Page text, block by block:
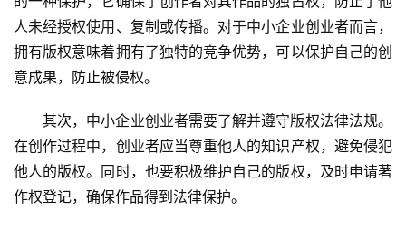
人未经授权使用、复制或传播。对于中小企业创业者而言，
拥有版权意味着拥有了独特的竞争优势，可以保护自己的创
意成果，防止被侵权。
其次，中小企业创业者需要了解并遵守版权法律法规。
在创作过程中，创业者应当尊重他人的知识产权，避免侵犯
他人的版权。同时，也要积极维护自己的版权，及时申请著
作权登记，确保作品得到法律保护。